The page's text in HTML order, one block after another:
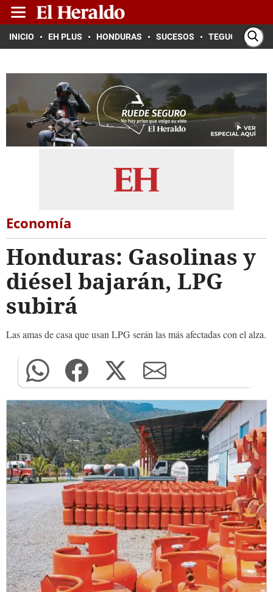
INICIO EH PLUS HONDURAS SUCESOS TEGUCIGALPA
Economía
Honduras: Gasolinas y
diésel bajarán, LPG
subirá
Las amas de casa que usan LPG serán las más afectadas con el alza.